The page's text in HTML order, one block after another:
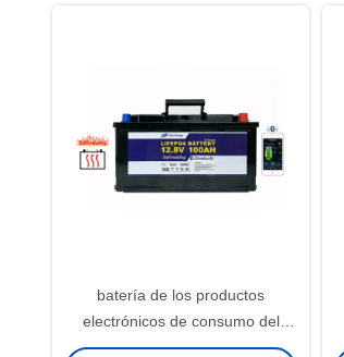
batería de los productos
electrónicos de consumo del
almacenamiento de Ion Battery